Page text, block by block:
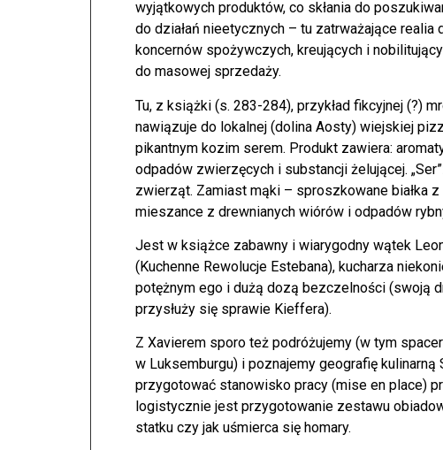
wyjątkowych produktów, co skłania do
do działań nieetycznych – tu zatrważające realia
koncernów spożywczych, kreujących i
do masowej sprzedaży.
Tu, z książki (s. 283-284), przykład fikcyjnej (?)
nawiązuje do lokalnej (dolina Aosty) wiejskiej
pikantnym kozim serem. Produkt zawiera:
odpadów zwierzęcych i substancji żelującej.
zwierząt. Zamiast mąki – sproszkowane białka
mieszance z drewnianych wiórów i odpadów
Jest w książce zabawny i wiarygodny wątek
(Kuchenne Rewolucje Estebana), kucharza
potężnym ego i dużą dozą bezczelności (swoją
przysłuży się sprawie Kieffera).
Z Xavierem sporo też podróżujemy (w tym
w Luksemburgu) i poznajemy geografię kulinarną
przygotować stanowisko pracy (mise en place)
logistycznie jest przygotowanie zestawu
statku czy jak uśmierca się homary.